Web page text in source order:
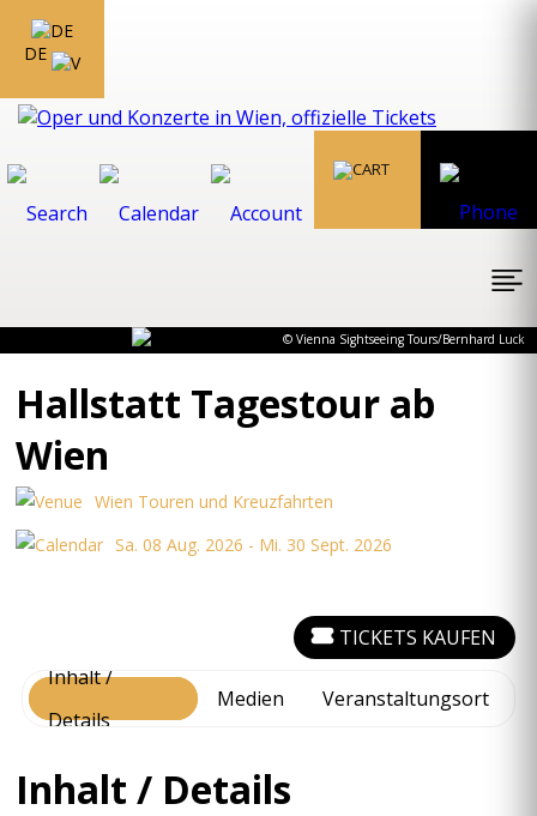
DE
© Vienna Sightseeing Tours/Bernhard Luck
Hallstatt Tagestour ab
Wien
Wien Touren und Kreuzfahrten
Sa. 08 Aug. 2026 - Mi. 30 Sept. 2026
Inhalt /
Details
Medien Veranstaltungsort
TICKETS KAUFEN
Inhalt / Details